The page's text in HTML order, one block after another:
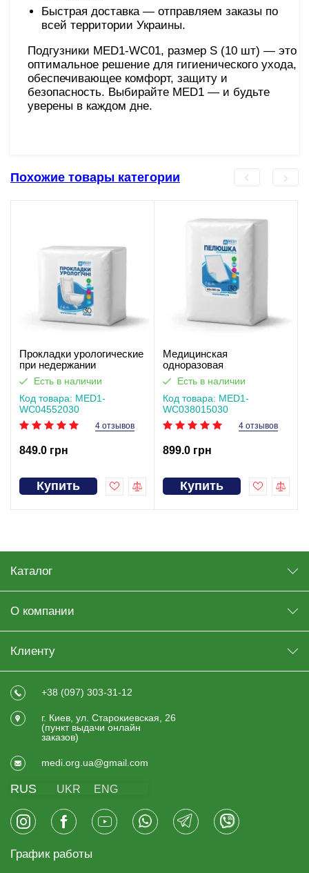
Быстрая доставка — отправляем заказы по
всей территории Украины.
Подгузники MED1-WC01, размер S (10 шт) — это
оптимальное решение для гигиенического ухода,
обеспечивающее комфорт, защиту и
безопасность. Выбирайте MED1 — и будьте
уверены в каждом дне.
Похожие товары категории
Прокладки урологические
при недержании
одноразовые MED1-
WC04, размер 55×20 см
(30 шт в упаковке)
Есть в наличии
Код товара: MED1-
WC04552030
4 отзывов
849.0 грн
Купить
Медицинская
одноразовая
впитывающая пелёнка
MED1-WC03, размер
80×150 см (30 шт в
упаковке)
Есть в наличии
Код товара: MED1-
WC038015030
4 отзывов
899.0 грн
Купить
Каталог
О компании
Клиенту
+38 (097) 303-31-12
г. Киев, ул. Старокиевская, 26
(пункт выдачи онлайн
заказов)
medi.org.ua@gmail.com
RUS UKR ENG
График работы